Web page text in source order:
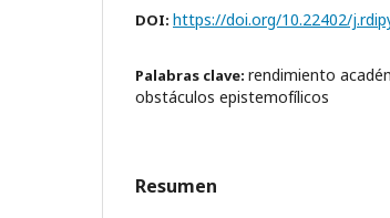
DOI: https://doi.org/10.22402/
Palabras clave: rendimiento
obstáculos epistemofílicos
Resumen